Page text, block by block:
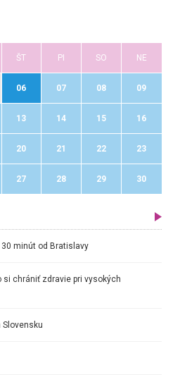
ŠT PI SO NE
06 07 08 09
13 14 15 16
20 21 22 23
27 28 29 30
minút od Bratislavy
si chrániť zdravie pri vysokých
Slovensku